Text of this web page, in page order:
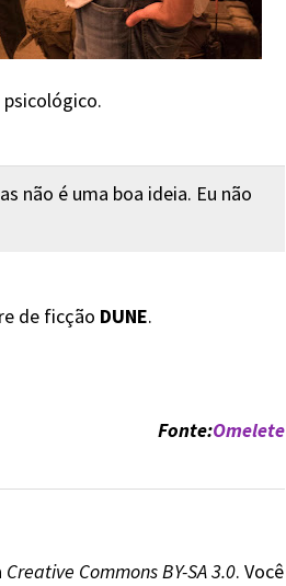
não é uma boa ideia. Eu não
de ficção DUNE.
Fonte:Omelete
Creative Commons BY-SA 3.0. Você